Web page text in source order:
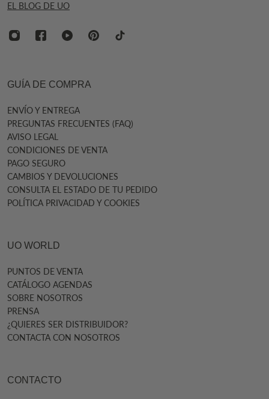
EL BLOG DE UO
GUÍA DE COMPRA
ENVÍO Y ENTREGA
PREGUNTAS FRECUENTES (FAQ)
AVISO LEGAL
CONDICIONES DE VENTA
PAGO SEGURO
CAMBIOS Y DEVOLUCIONES
CONSULTA EL ESTADO DE TU PEDIDO
POLÍTICA PRIVACIDAD Y COOKIES
UO WORLD
PUNTOS DE VENTA
CATÁLOGO AGENDAS
SOBRE NOSOTROS
PRENSA
¿QUIERES SER DISTRIBUIDOR?
CONTACTA CON NOSOTROS
CONTACTO